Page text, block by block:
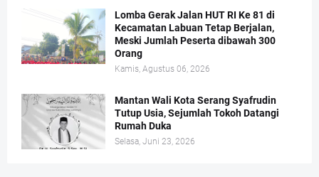
Lomba Gerak Jalan HUT RI Ke 81 di
Kecamatan Labuan Tetap Berjalan,
Meski Jumlah Peserta dibawah 300
Orang
Kamis, Agustus 06, 2026
Mantan Wali Kota Serang Syafrudin
Tutup Usia, Sejumlah Tokoh Datangi
Rumah Duka
Selasa, Juni 23, 2026